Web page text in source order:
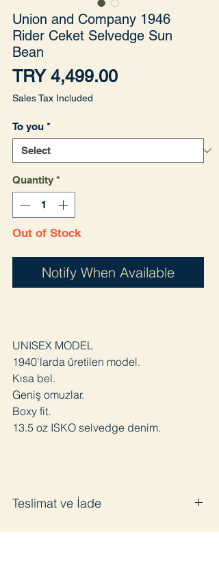
Union and Company 1946
Rider Ceket Selvedge Sun
Bean
TRY 4,499.00Price
Sales Tax Included
To you *
Quantity *
Out of Stock
Notify When Available
UNISEX MODEL
1940'larda üretilen model.
Kısa bel.
Geniş omuzlar.
Boxy fit.
13.5 oz ISKO selvedge denim.
Teslimat ve İade
Satın aldığınız ürünü en geç 3 iş günü